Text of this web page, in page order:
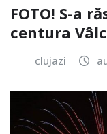
FOTO! S-a
centura
clujazi